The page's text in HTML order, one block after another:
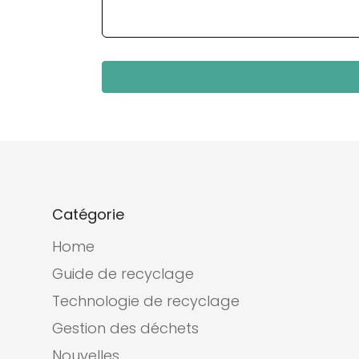
Catégorie
Home
Guide de recyclage
Technologie de recyclage
Gestion des déchets